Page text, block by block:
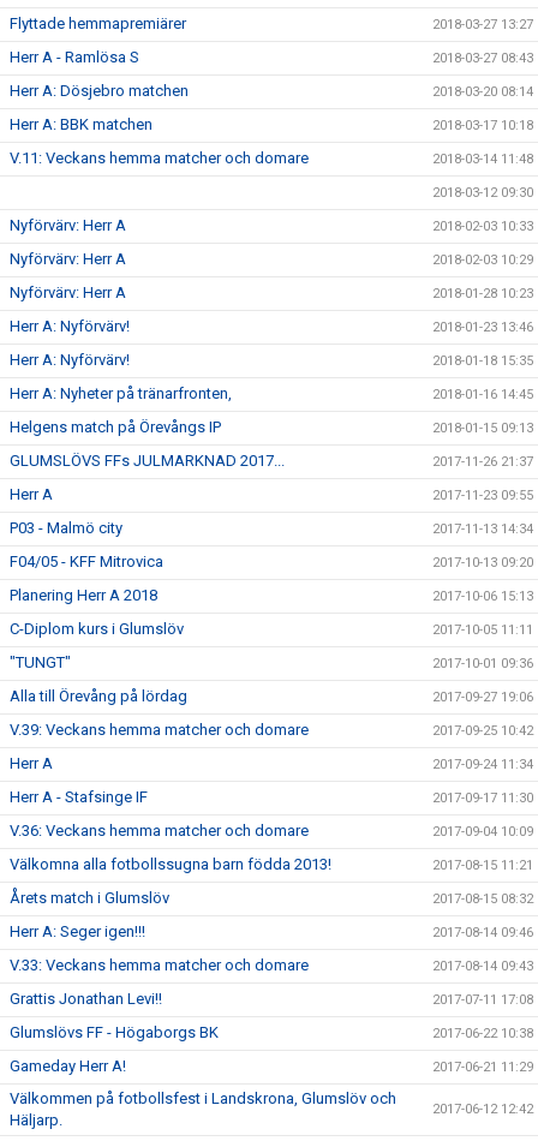
Flyttade hemmapremiärer 2018-03-27 13:27
Herr A - Ramlösa S 2018-03-27 08:43
Herr A: Dösjebro matchen 2018-03-20 08:14
Herr A: BBK matchen 2018-03-17 10:18
V.11: Veckans hemma matcher och domare 2018-03-14 11:48
2018-03-12 09:30
Nyförvärv: Herr A 2018-02-03 10:33
Nyförvärv: Herr A 2018-02-03 10:29
Nyförvärv: Herr A 2018-01-28 10:23
Herr A: Nyförvärv! 2018-01-23 13:46
Herr A: Nyförvärv! 2018-01-18 15:35
Herr A: Nyheter på tränarfronten, 2018-01-16 14:45
Helgens match på Örevångs IP 2018-01-15 09:13
GLUMSLÖVS FFs JULMARKNAD 2017... 2017-11-26 21:37
Herr A 2017-11-23 09:55
P03 - Malmö city 2017-11-13 14:34
F04/05 - KFF Mitrovica 2017-10-13 09:20
Planering Herr A 2018 2017-10-06 15:13
C-Diplom kurs i Glumslöv 2017-10-05 11:11
"TUNGT" 2017-10-01 09:36
Alla till Örevång på lördag 2017-09-27 19:06
V.39: Veckans hemma matcher och domare 2017-09-25 10:42
Herr A 2017-09-24 11:34
Herr A - Stafsinge IF 2017-09-17 11:30
V.36: Veckans hemma matcher och domare 2017-09-04 10:09
Välkomna alla fotbollssugna barn födda 2013! 2017-08-15 11:21
Årets match i Glumslöv 2017-08-15 08:32
Herr A: Seger igen!!! 2017-08-14 09:46
V.33: Veckans hemma matcher och domare 2017-08-14 09:43
Grattis Jonathan Levi!! 2017-07-11 17:08
Glumslövs FF - Högaborgs BK 2017-06-22 10:38
Gameday Herr A! 2017-06-21 11:29
Välkommen på fotbollsfest i Landskrona, Glumslöv och
Häljarp.
2017-06-12 12:42